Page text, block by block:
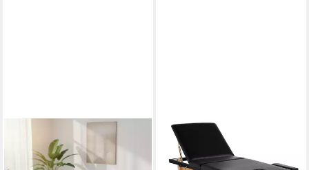
Massageliege Massageliege
Massagebank Mobil 2 Zonen
YAHEETECH
Massageliege, 3 Zonen Mobile
Massagebett Faltbar